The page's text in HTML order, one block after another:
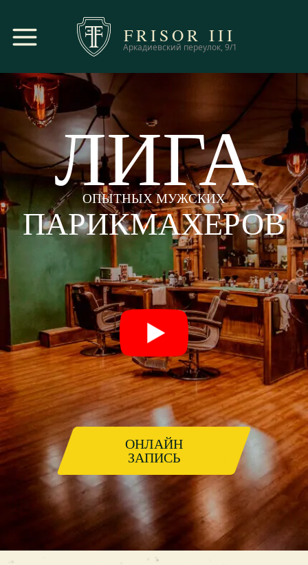
FRISOR III
Аркадиевский переулок, 9/1
ЛИГА
ОПЫТНЫХ МУЖСКИХ
ПАРИКМАХЕРОВ
ОНЛАЙН
ЗАПИСЬ